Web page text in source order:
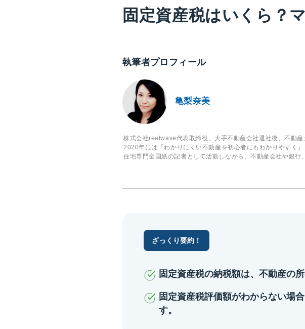
固定資産税はいくら？
執筆者プロフィール
亀梨奈美
株式会社realwave代表取締役。大手不動産会社退社後、不動産
2020年には「わかりにくい不動産を初心者にもわかりやすく
住宅専門全国紙の記者として活動しながら、不動産会社や銀
ざっくり要約！
固定資産税の納税額は、不動産の
固定資産税評価額がわからない場
す。